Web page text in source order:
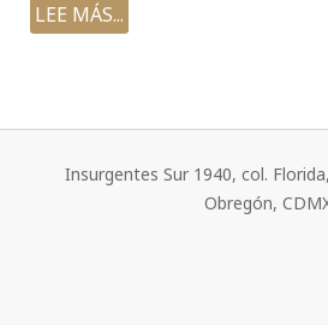
LEE MÁS...
Insurgentes Sur 1940, col.
Obregón,